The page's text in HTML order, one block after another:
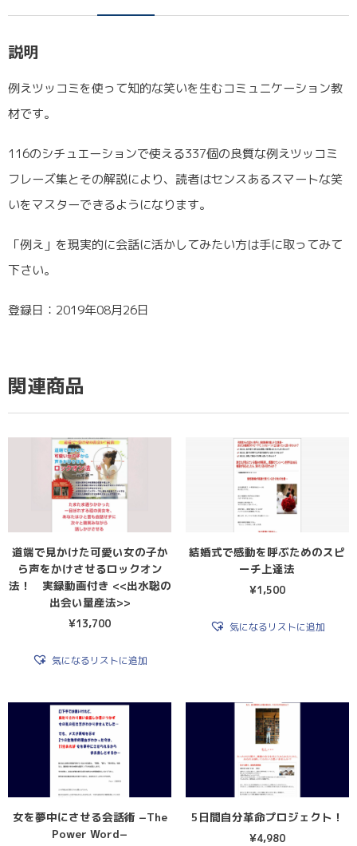
説明
例えツッコミを使って知的な笑いを生むコミュニケーション教
材です。
116のシチュエーションで使える337個の良質な例えツッコミ
フレーズ集とその解説により、読者はセンスあるスマートな笑
いをマスターできるようになります。
「例え」を現実的に会話に活かしてみたい方は手に取ってみて
下さい。
登録日：2019年08月26日
関連商品
道端で見かけた可愛い女の子か
ら声をかけさせるロックオン
法！ 実録動画付き <<出水聡の
出会い量産法>>
¥13,700
気になるリストに追加
結婚式で感動を呼ぶためのスピ
ーチ上達法
¥1,500
気になるリストに追加
女を夢中にさせる会話術 −The
Power Word−
5日間自分革命プロジェクト！
¥4,980